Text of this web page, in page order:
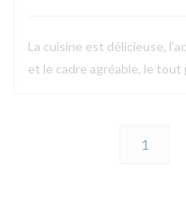
La cuisine est délicieuse,
et le cadre agréable, le
1